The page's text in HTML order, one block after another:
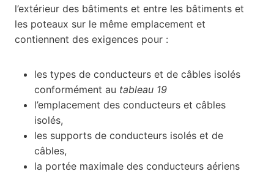
l’extérieur des bâtiments et entre les bâtiments et
les poteaux sur le même emplacement et
contiennent des exigences pour :
les types de conducteurs et de câbles isolés
conformément au tableau 19
l’emplacement des conducteurs et câbles
isolés,
les supports de conducteurs isolés et de
câbles,
la portée maximale des conducteurs aériens